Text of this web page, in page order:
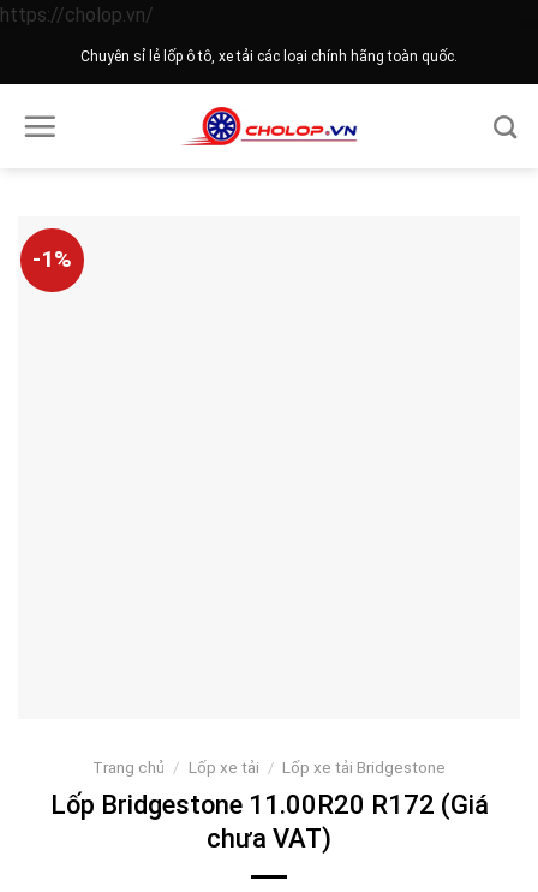
https://cholop.vn/
to
Chuyên sỉ lẻ lốp ô tô, xe tải các loại chính hãng toàn quốc.
-1%
Trang chủ / Lốp xe tải / Lốp xe tải Bridgestone
Lốp Bridgestone 11.00R20 R172 (Giá
chưa VAT)